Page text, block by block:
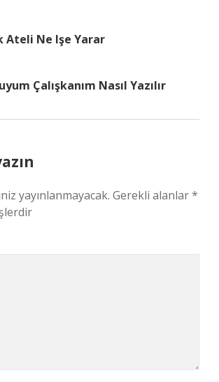
Ateli Ne Işe Yarar
Çalışkanım Nasıl Yazılır
yayınlanmayacak. Gerekli alanlar*